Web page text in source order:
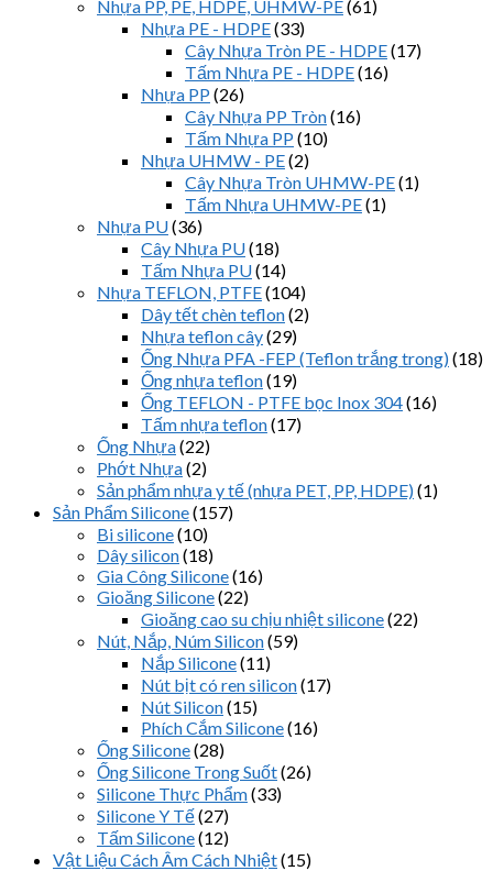
Nhựa PP, PE, HDPE, UHMW-PE(61)
Nhựa PE - HDPE(33)
Cây Nhựa Tròn PE - HDPE(17)
Tấm Nhựa PE - HDPE(16)
Nhựa PP (26)
Cây Nhựa PP Tròn(16)
Tấm Nhựa PP (10)
Nhựa UHMW - PE(2)
Cây Nhựa Tròn UHMW-PE(1)
Tấm Nhựa UHMW-PE(1)
Nhựa PU(36)
Cây Nhựa PU(18)
Tấm Nhựa PU(14)
Nhựa TEFLON, PTFE(104)
Dây tết chèn teflon(2)
Nhựa teflon cây(29)
Ống Nhựa PFA -FEP (Teflon trắng trong)(18)
Ống nhựa teflon(19)
Ống TEFLON - PTFE bọc Inox 304(16)
Tấm nhựa teflon(17)
Ống Nhựa(22)
Phớt Nhựa(2)
Sản phẩm nhựa y tế (nhựa PET, PP, HDPE)(1)
Sản Phẩm Silicone(157)
Bi silicone(10)
Dây silicon(18)
Gia Công Silicone(16)
Gioăng Silicone(22)
Gioăng cao su chịu nhiệt silicone(22)
Nút, Nắp, Núm Silicon(59)
Nắp Silicone(11)
Nút bịt có ren silicon(17)
Nút Silicon(15)
Phích Cắm Silicone(16)
Ống Silicone(28)
Ống Silicone Trong Suốt(26)
Silicone Thực Phẩm(33)
Silicone Y Tế(27)
Tấm Silicone(12)
Vật Liệu Cách Âm Cách Nhiệt(15)